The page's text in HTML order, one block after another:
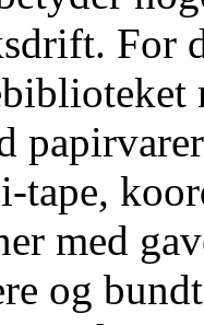
For
tape,
med
og